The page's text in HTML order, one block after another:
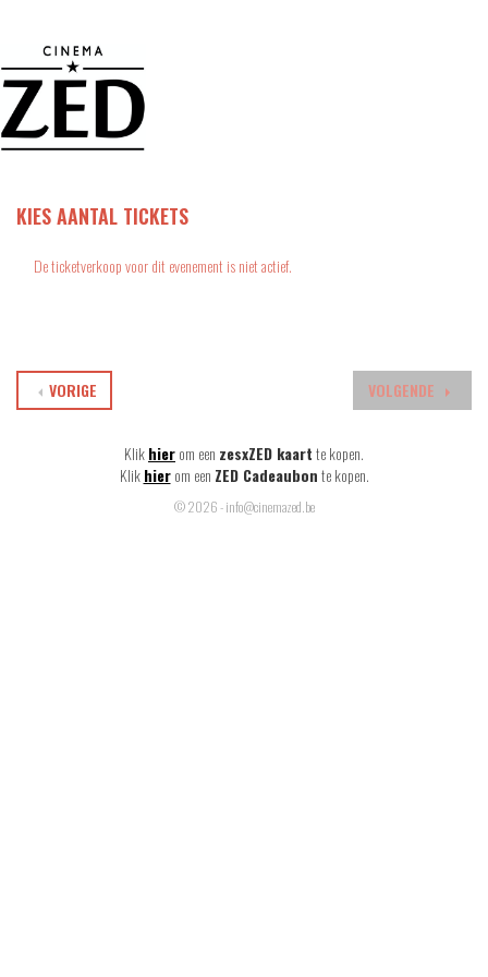
KIES AANTAL TICKETS
De ticketverkoop voor dit evenement is niet actief.
VOLGENDE
VORIGE
Klikhierom een zesxZED kaartte kopen.
Klik hier om een ZED Cadeaubonte kopen.
© 2026 - info@cinemazed.be